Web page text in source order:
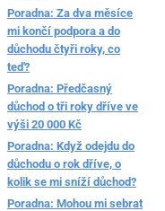
Poradna: Za dva měsíce
mi končí podpora a do
důchodu čtyři roky, co
teď?
Poradna: Předčasný
důchod o tři roky dříve ve
výši 20 000 Kč
Poradna: Když odejdu do
důchodu o rok dříve, o
kolik se mi sníží důchod?
Poradna: Mohou mi sebrat